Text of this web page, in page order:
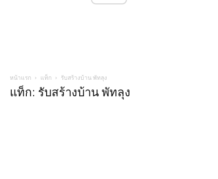
หน้าแรก แท็ก รับสร้างบ้าน พัทลุง
แท็ก: รับสร้างบ้าน พัทลุง